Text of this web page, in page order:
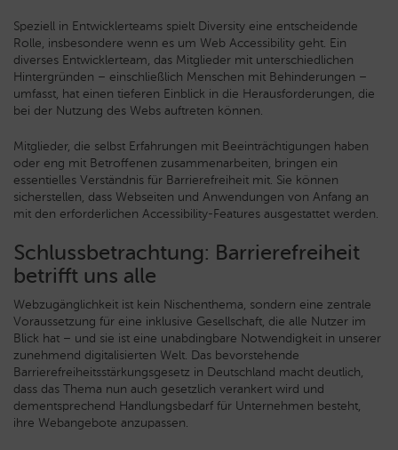
Speziell in Entwicklerteams spielt Diversity eine entscheidende
Rolle, insbesondere wenn es um Web Accessibility geht. Ein
diverses Entwicklerteam, das Mitglieder mit unterschiedlichen
Hintergründen – einschließlich Menschen mit Behinderungen –
umfasst, hat einen tieferen Einblick in die Herausforderungen, die
bei der Nutzung des Webs auftreten können.
Mitglieder, die selbst Erfahrungen mit Beeinträchtigungen haben
oder eng mit Betroffenen zusammenarbeiten, bringen ein
essentielles Verständnis für Barrierefreiheit mit. Sie können
sicherstellen, dass Webseiten und Anwendungen von Anfang an
mit den erforderlichen Accessibility-Features ausgestattet werden.
Schlussbetrachtung: Barrierefreiheit
betrifft uns alle
Webzugänglichkeit ist kein Nischenthema, sondern eine zentrale
Voraussetzung für eine inklusive Gesellschaft, die alle Nutzer im
Blick hat – und sie ist eine unabdingbare Notwendigkeit in unserer
zunehmend digitalisierten Welt. Das bevorstehende
Barrierefreiheitsstärkungsgesetz in Deutschland macht deutlich,
dass das Thema nun auch gesetzlich verankert wird und
dementsprechend Handlungsbedarf für Unternehmen besteht,
ihre Webangebote anzupassen.